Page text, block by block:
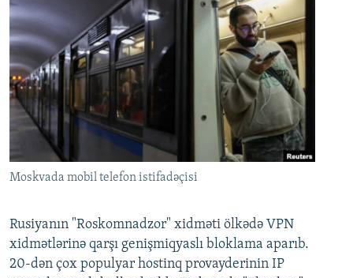
Moskvada mobil telefon istifadəçisi
Rusiyanın "Roskomnadzor" xidməti ölkədə VPN
xidmətlərinə qarşı genişmiqyaslı bloklama aparıb.
20-dən çox populyar hostinq provayderinin IP